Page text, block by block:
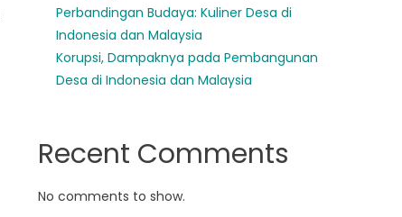
Perbandingan Budaya: Kuliner Desa di
Indonesia dan Malaysia
Korupsi, Dampaknya pada Pembangunan
Desa di Indonesia dan Malaysia
Recent Comments
No comments to show.